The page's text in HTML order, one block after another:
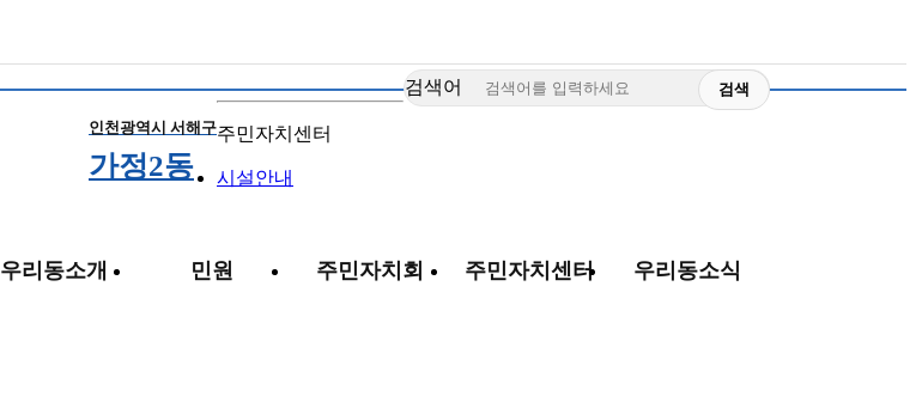
검색어
인천광역시 서해구
가정2동
우리동소개 민원 주민자치회 주민자치센터 우리동소식
주민자치센터
시설안내